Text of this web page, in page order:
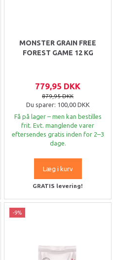
MONSTER GRAIN FREE
FOREST GAME 12 KG
779,95 DKK
879,95 DKK
Du sparer: 100,00 DKK
Få på lager – men kan bestilles
frit. Evt. manglende varer
eftersendes gratis inden for 2–3
dage.
Læg i kurv
GRATIS levering!
-9%